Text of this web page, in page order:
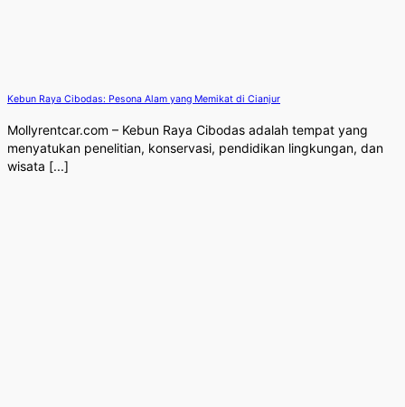
Kebun Raya Cibodas: Pesona Alam yang Memikat di Cianjur
Mollyrentcar.com – Kebun Raya Cibodas adalah tempat yang
menyatukan penelitian, konservasi, pendidikan lingkungan, dan
wisata [...]